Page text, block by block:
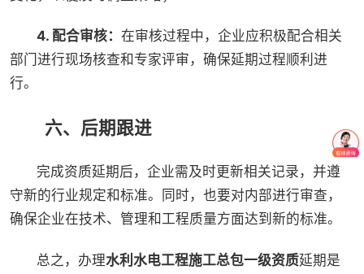
4. 配合审核：在审核过程中，企业应积极配合相关
部门进行现场核查和专家评审，确保延期过程顺利进
行。
六、后期跟进
完成资质延期后，企业需及时更新相关记录，并遵
守新的行业规定和标准。同时，也要对内部进行审查，
确保企业在技术、管理和工程质量方面达到新的标准。
总之，办理水利水电工程施工总包一级资质延期是